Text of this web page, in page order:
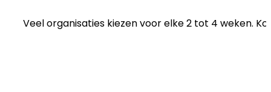
Veel organisaties kiezen voor elke 2 tot 4 weken.